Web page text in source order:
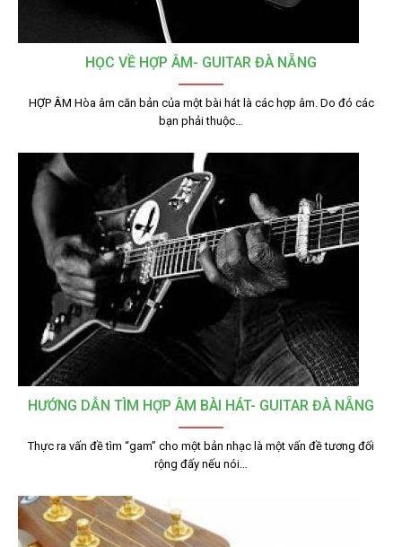
HỌC VỀ HỢP ÂM- GUITAR ĐÀ NẴNG
HỢP ÂM Hòa âm căn bản của một bài hát là các hợp âm. Do đó các
bạn phải thuộc…
HƯỚNG DẪN TÌM HỢP ÂM BÀI HÁT- GUITAR ĐÀ NẴNG
Thực ra vấn đề tìm “gam” cho một bản nhạc là một vấn đề tương đối
rộng đấy nếu nói…